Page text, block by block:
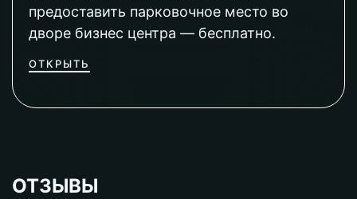
предоставить парковочное место во
дворе бизнес центра — бесплатно.
ОТКРЫТЬ
ОТЗЫВЫ